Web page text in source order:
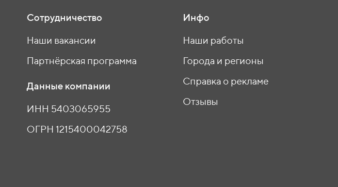
Сотрудничество
Наши вакансии
Партнёрская программа
Данные компании
ИНН 5403065955
ОГРН 1215400042758
Инфо
Наши работы
Города и регионы
Справка о рекламе
Отзывы